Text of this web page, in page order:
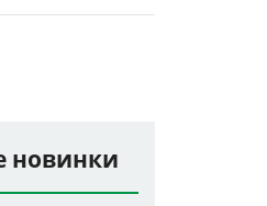
новинки